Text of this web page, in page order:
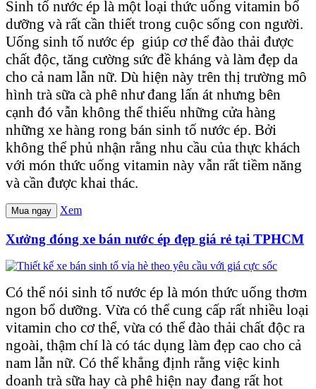
Sinh tố nước ép là một loại thức uống vitamin bổ
dưỡng và rất cần thiết trong cuộc sống con người.
Uống sinh tố nước ép giúp cơ thể đào thải được
chất độc, tăng cường sức đề kháng và làm đẹp da
cho cả nam lẫn nữ. Dù hiện này trên thị trường mô
hình trà sữa cà phê như đang lấn át nhưng bên
cạnh đó vẫn không thể thiếu những cửa hàng
những xe hàng rong bán sinh tố nước ép. Bởi
không thể phủ nhận rằng nhu cầu của thực khách
với món thức uống vitamin này vẫn rất tiềm năng
và cần được khai thác.
Mua ngay Xem
Xưởng đóng xe bán nước ép đẹp giá rẻ tại TPHCM
Có thể nói sinh tố nước ép là món thức uống thơm
ngon bổ dưỡng. Vừa có thể cung cấp rất nhiều loại
vitamin cho cơ thể, vừa có thể đào thải chất độc ra
ngoài, thậm chí là có tác dụng làm đẹp cao cho cả
nam lẫn nữ. Có thể khẳng định rằng việc kinh
doanh trà sữa hay cà phê hiện nay đang rất hot